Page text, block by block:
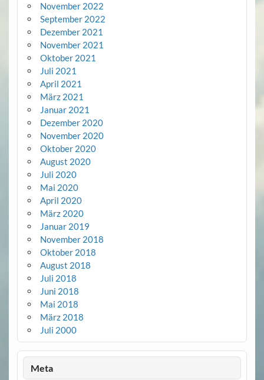
November 2022
September 2022
Dezember 2021
November 2021
Oktober 2021
Juli 2021
April 2021
März 2021
Januar 2021
Dezember 2020
November 2020
Oktober 2020
August 2020
Juli 2020
Mai 2020
April 2020
März 2020
Januar 2019
November 2018
Oktober 2018
August 2018
Juli 2018
Juni 2018
Mai 2018
März 2018
Juli 2000
Meta